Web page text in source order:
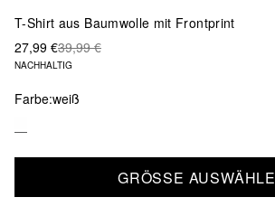
T-Shirt aus Baumwolle mit Frontprint
27,99 €39,99 €
NACHHALTIG
Farbe:weiß
GRÖSSE AUSWÄHLEN